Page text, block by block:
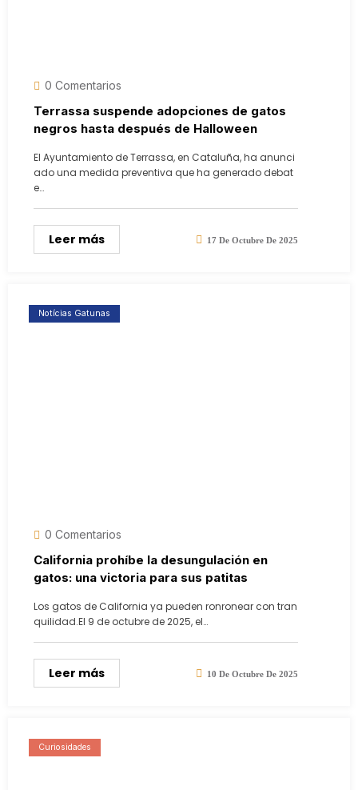
0 Comentarios
Terrassa suspende adopciones de gatos
negros hasta después de Halloween
El Ayuntamiento de Terrassa, en Cataluña, ha anunci
ado una medida preventiva que ha generado debat
e…
Leer más 17 De Octubre De 2025
Notícias Gatunas
0 Comentarios
California prohíbe la desungulación en
gatos: una victoria para sus patitas
Los gatos de California ya pueden ronronear con tran
quilidad.El 9 de octubre de 2025, el…
Leer más 10 De Octubre De 2025
Curiosidades